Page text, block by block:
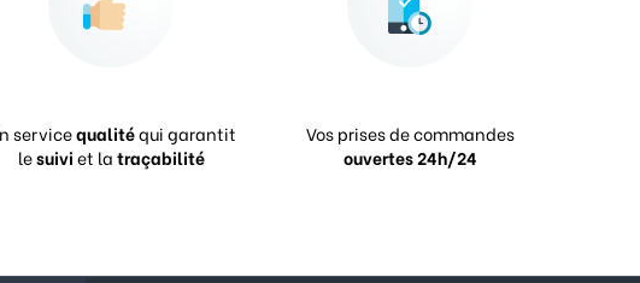
servicequalitéqui garantit
lesuiviet latraçabilité
Vos prises de commandes
ouvertes 24h/24